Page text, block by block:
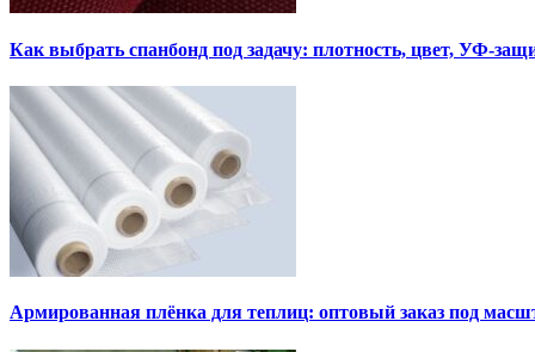
Как выбрать спанбонд под задачу: плотность, цвет, УФ-
Армированная плёнка для теплиц: оптовый заказ под